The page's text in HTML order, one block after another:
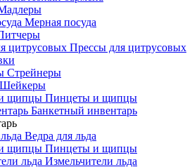
Мерная посуда
Прессы для цитрусовых
Стрейнеры
Шейкеры
Пинцеты и щипцы
Банкетный инвентарь
Ведра для льда
Пинцеты и щипцы
Измельчители льда